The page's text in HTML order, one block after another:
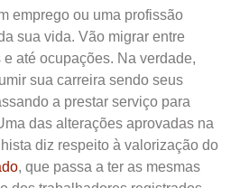
emprego ou uma profissão
sua vida. Vão migrar entre
até ocupações. Na verdade,
sua carreira sendo seus
a prestar serviço para
das alterações aprovadas na
diz respeito à valorização do
, que passa a ter as mesmas